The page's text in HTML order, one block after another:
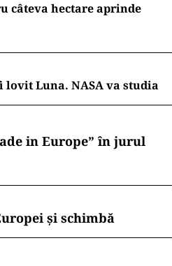
câteva hectare aprinde
lovit Luna. NASA va studia
in Europe” în jurul
și schimbă